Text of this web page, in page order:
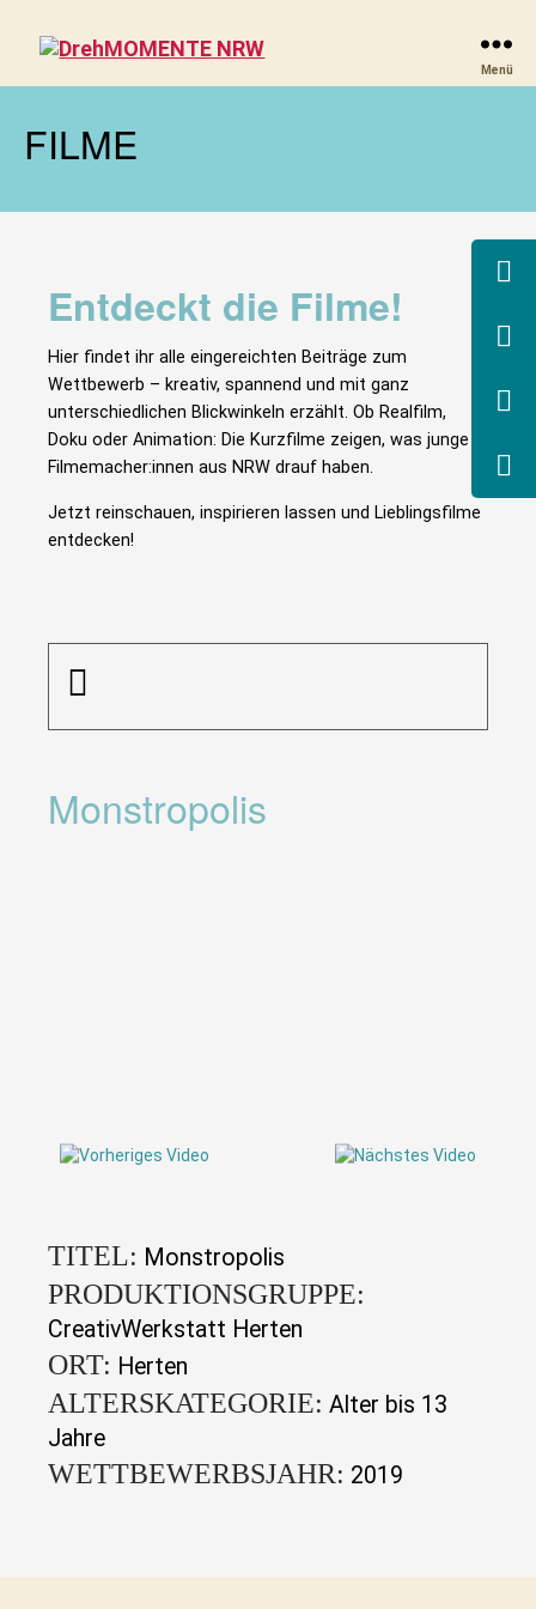
Menü
FILME
Entdeckt die Filme!
Hier findet ihr alle eingereichten Beiträge zum
Wettbewerb – kreativ, spannend und mit ganz
unterschiedlichen Blickwinkeln erzählt. Ob Realfilm,
Doku oder Animation: Die Kurzfilme zeigen, was junge
Filmemacher:innen aus NRW drauf haben.
Jetzt reinschauen, inspirieren lassen und Lieblingsfilme
entdecken!
Monstropolis
TITEL: Monstropolis
PRODUKTIONSGRUPPE:
CreativWerkstatt Herten
ORT: Herten
ALTERSKATEGORIE: Alter bis 13
Jahre
WETTBEWERBSJAHR: 2019